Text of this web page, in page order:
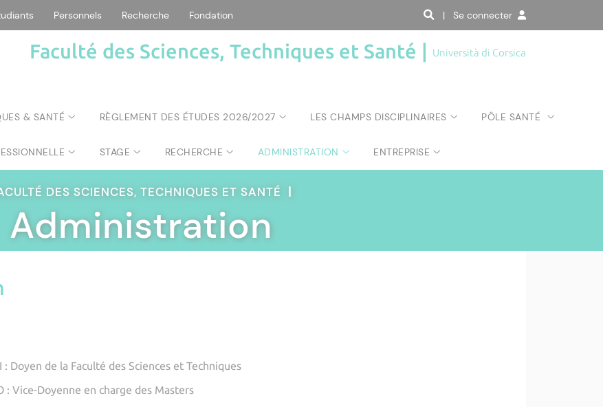
Personnels Recherche Fondation | Se connecter
Faculté des Sciences, Techniques et Santé | Università di Corsica
& SANTÉ RÈGLEMENT DES ÉTUDES 2026/2027 LES CHAMPS DISCIPLINAIRES PÔLE SANTÉ
STAGE RECHERCHE ADMINISTRATION ENTREPRISE
DES SCIENCES, TECHNIQUES ET SANTÉ |
Administration
Doyen de la Faculté des Sciences et Techniques
: Vice-Doyenne en charge des Masters